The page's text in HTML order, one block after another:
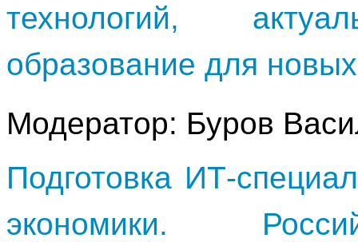
технологий,
образование для
Модератор: Буров
Подготовка ИТ-
экономики.